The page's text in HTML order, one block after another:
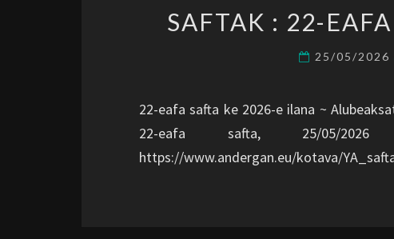
SAFTAK : 22-
25/05/2026
22-eafa safta ke 2026-e ilana ~
22-eafa safta, 25/05/
https://www.andergan.eu/kotava/